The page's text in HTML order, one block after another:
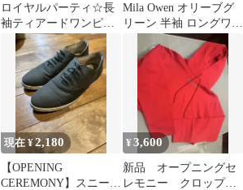
ロイヤルパーティ☆長
袖ティアードワンピー
Mila Owen オリーブグ
リーン 半袖 ロングワン
現在 ¥2,180
【OPENING
CEREMONY】スニーカ
¥3,600
新品 オープニングセ
レモニー クロップド